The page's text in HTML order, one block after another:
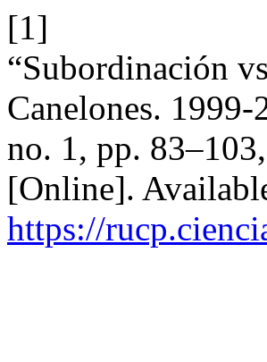
[1]
“Subordinación
Canelones. 1999-
no. 1, pp.
[Online].
https://